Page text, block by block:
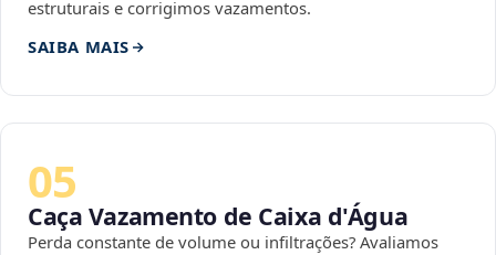
estruturais e corrigimos vazamentos.
SAIBA MAIS
05
Caça Vazamento de Caixa d'Água
Perda constante de volume ou infiltrações? Avaliamos